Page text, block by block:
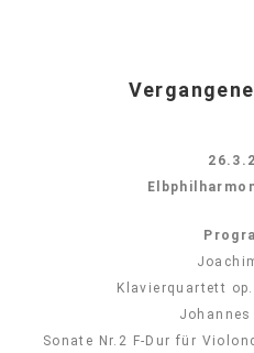
Klavierquartett
Sonate Nr.2 F-Dur für